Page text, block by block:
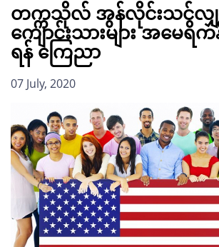
တက္ကသိုလ် အွန်လိုင်းသင်လ
ကျောင်းသားများ အမေ
ရန် ကြေညာ
07 July, 2020